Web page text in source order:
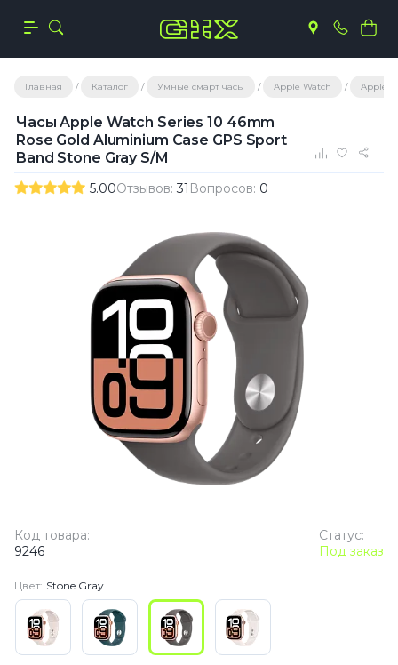
Главная Каталог Умные смарт часы Apple Watch Apple
Часы Apple Watch Series 10 46mm
Rose Gold Aluminium Case GPS Sport
Band Stone Gray S/M
5.00Отзывов:31 Вопросов: 0
Статус:
Под заказ
Код товара:
9246
Цвет: Stone Gray